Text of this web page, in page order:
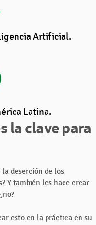
Artificial.
Latina.
la clave para
deserción de los
Y también les hace crear
esto en la práctica en su